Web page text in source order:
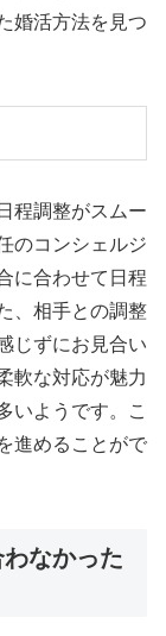
婚活方法を見つ
程調整がスムー
のコンシェルジ
に合わせて日程
、相手との調整
じずにお見合い
軟な対応が魅力
いようです。こ
進めることがで
なかった